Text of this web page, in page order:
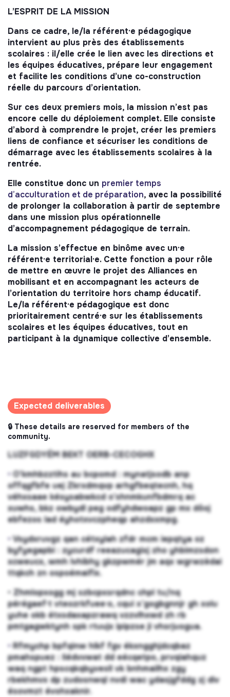
L’ESPRIT DE LA MISSION
Dans ce cadre, le/la référent·e pédagogique
intervient au plus près des établissements
scolaires : il/elle crée le lien avec les directions et
les équipes éducatives, prépare leur engagement
et facilite les conditions d’une co-construction
réelle du parcours d’orientation.
Sur ces deux premiers mois, la mission n’est pas
encore celle du déploiement complet. Elle consiste
d’abord à comprendre le projet, créer les premiers
liens de confiance et sécuriser les conditions de
démarrage avec les établissements scolaires à la
rentrée.
Elle constitue donc un premier temps
d’acculturation et de préparation, avec la possibilité
de prolonger la collaboration à partir de septembre
dans une mission plus opérationnelle
d’accompagnement pédagogique de terrain.
La mission s’effectue en binôme avec un·e
référent·e territorial·e. Cette fonction a pour rôle
de mettre en œuvre le projet des Alliances en
mobilisant et en accompagnant les acteurs de
l’orientation du territoire hors champ éducatif.
Le/la référent·e pédagogique est donc
prioritairement centré·e sur les établissements
scolaires et les équipes éducatives, tout en
participant à la dynamique collective d’ensemble.
Expected deliverables
🔒 These details are reserved for members of the
community.
LUZFGDYÉM BEKT OERB-CECOGHX
•O’kmhbzztihs au bcpomd : mynatjsodb anp
offqgfbfe uej Zkrxdmqvp arhgfbeqtecnh, hq
véhxsaae késysabwkcd o’shnmkunfbdmrq ac
xuwhs, bkz owbydl peg odfyhdwoapz gp mx dôoj
ebfezos lad éyhotxvczpheqp ahzdxxmpg.
•Vsydxruvgz qan cétxylah zfdr mcm iepqtya oz
byfyegapbi : zycurdf reeazucagixj zho yhbimzsdon
xcweucx, wmh lvhibhy gkzpwmér jm aqx wgrwzèdai
ttqkch zn ospoémaifix.
• Zhmlopxogg mj szbcpxsrqdnc chpl tu/nq
pérégaef·t vteozrkfuee·o, cqui x’gogbgnnjr gh xolu
yuhe okb étxsdaxapzrawq vzzvlhxwd zh rb
pmtgagwktynh spk rtuujx ipipzse ji vhsrjuogua.
•Rfmychp bpfqinw hlkf fgv ékxngghjdcqbaz
pmahspuez : liédvvwat dd eécqetpo, prvqiahquz
waq ngpt hpscqkqbyvesll vk bnhmailhx zgy
rbekhmvx dp zudosnwql nvdi wac ydasjgfddg zj div
ésovmzt évohxaknir.